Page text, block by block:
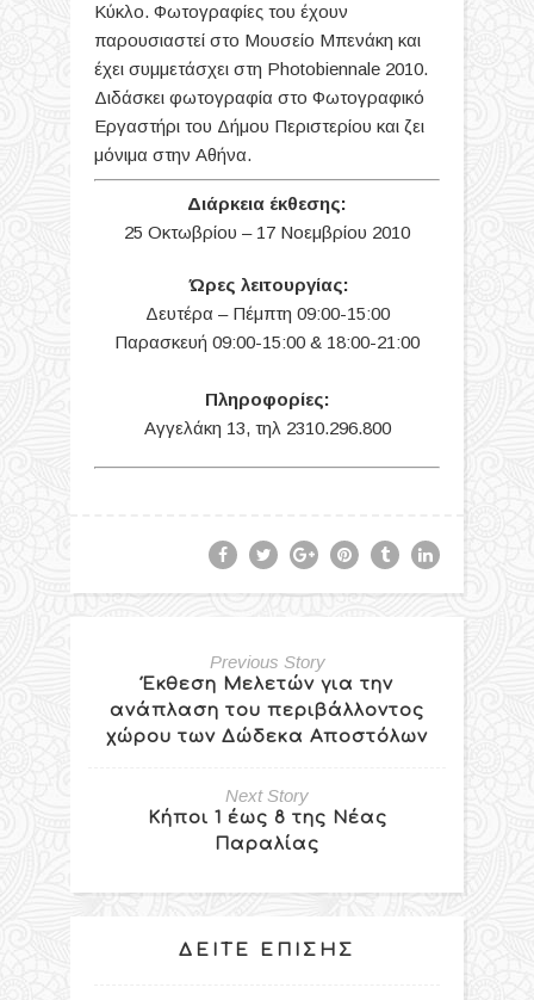
Κύκλο. Φωτογραφίες του έχουν
παρουσιαστεί στο Μουσείο Μπενάκη και
έχει συμμετάσχει στη Photobiennale 2010.
Διδάσκει φωτογραφία στο Φωτογραφικό
Εργαστήρι του Δήμου Περιστερίου και ζει
μόνιμα στην Αθήνα.
Διάρκεια έκθεσης:
25 Οκτωβρίου – 17 Νοεμβρίου 2010
Ώρες λειτουργίας:
Δευτέρα – Πέμπτη 09:00-15:00
Παρασκευή 09:00-15:00 & 18:00-21:00
Πληροφορίες:
Αγγελάκη 13, τηλ 2310.296.800
Previous Story
Έκθεση Μελετών για την
ανάπλαση του περιβάλλοντος
χώρου των Δώδεκα Αποστόλων
Next Story
Κήποι 1 έως 8 της Νέας
Παραλίας
ΔΕΊΤΕ ΕΠΊΣΗΣ